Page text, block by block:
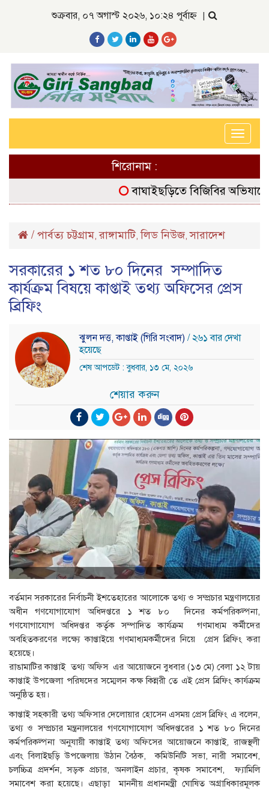
শুক্রবার, ০৭ অগাস্ট ২০২৬, ১০:২৪ পূর্বাহ্ন |
Toggle
শিরোনাম :
বাঘাইছড়িতে বিজিবির অভিযানে
/ পার্বত্য চট্টগ্রাম,রাঙ্গামাটি,লিড নিউজ,সারাদেশ
সরকারের ১ শত ৮০ দিনের সম্পাদিত
কার্যক্রম বিষয়ে কাপ্তাই তথ্য অফিসের প্রেস
ব্রিফিং
ঝুলন দত্ত, কাপ্তাই (গিরি সংবাদ) / ২৬১ বার দেখা
হয়েছে
শেষ আপডেট : বুধবার, ১৩ মে, ২০২৬
শেয়ার করুন
বর্তমান সরকারের নির্বাচনী ইশতেহারের আলোকে তথ্য ও সম্প্রচার মন্ত্রণালয়ের
অধীন গণযোগাযোগ অধিদপ্তরে ১ শত ৮০ দিনের কর্মপরিকল্পনা,
গণযোগাযোগ অধিদপ্তর কর্তৃক সম্পাদিত কার্যক্রম গণমাধ্যম কর্মীদের
অবহিতকরণের লক্ষ্যে কাপ্তাইয়ে গণমাধ্যমকর্মীদের নিয়ে প্রেস ব্রিফিং করা
হয়েছে।
রাঙামাটির কাপ্তাই তথ্য অফিস এর আয়োজনে বুধবার (১৩ মে) বেলা ১২ টায়
কাপ্তাই উপজেলা পরিষদের সম্মেলন কক্ষ কিন্নরী তে এই প্রেস ব্রিফিং কার্যক্রম
অনুষ্ঠিত হয়।
কাপ্তাই সহকারী তথ্য অফিসার দেলোয়ার হোসেন এসময় প্রেস ব্রিফিং এ বলেন,
তথ্য ও সম্প্রচার মন্ত্রনালয়ের গণযোগাযোগ অধিদপ্তরের ১ শত ৮০ দিনের
কর্মপরিকল্পনা অনুযায়ী কাপ্তাই তথ্য অফিসের আয়োজনে কাপ্তাই, রাজস্থলী
এবং বিলাইছড়ি উপজেলায় উঠান বৈঠক, কমিউনিটি সভা, নারী সমাবেশ,
চলচ্চিত্র প্রদর্শন, সড়ক প্রচার, অনলাইন প্রচার, কৃষক সমাবেশ, ফ্যামিলি
সমাবেশ করা হয়েছে। এছাড়া মাননীয় প্রধানমন্ত্রী ঘোষিত অগ্রাধিকারমূলক